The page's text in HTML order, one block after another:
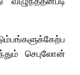
செபுலோன்